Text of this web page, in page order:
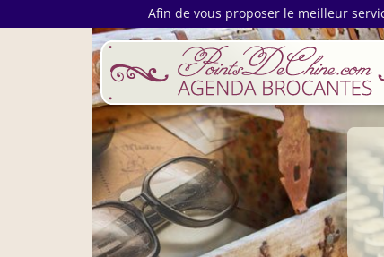
Afin de vous proposer le meilleur